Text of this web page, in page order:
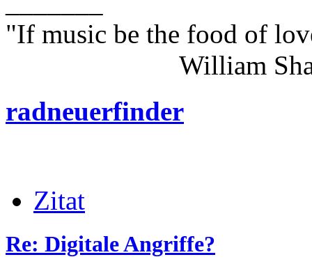
"If music be the food of
William
radneuerfinder
Zitat
Re: Digitale Angriffe?